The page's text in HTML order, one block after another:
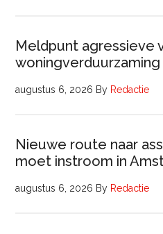
Meldpunt agressieve
augustus 6, 2026 By Redactie
Nieuwe route naar
moet instroom in
augustus 6, 2026 By Redactie